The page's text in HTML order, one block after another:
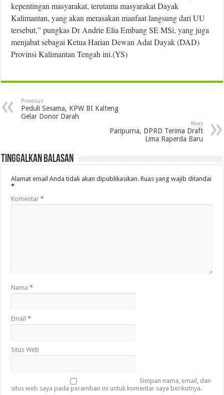
kepentingan masyarakat, terutama masyarakat Dayak
Kalimantan, yang akan merasakan manfaat langsung dari UU
tersebut,” pungkas Dr Andrie Elia Embang SE MSi, yang juga
menjabat sebagai Ketua Harian Dewan Adat Dayak (DAD)
Provinsi Kalimantan Tengah ini.(YS)
Previous
Peduli Sesama, KPW BI Kalteng
Gelar Donor Darah
Next
Paripurna, DPRD Terima Draft
Lima Raperda Baru
Tinggalkan Balasan
Alamat email Anda tidak akan dipublikasikan. Ruas yang wajib ditandai
*
Komentar*
Nama*
Email*
Situs Web
Simpan nama, email, dan
situs web saya pada peramban ini untuk komentar saya berikutnya.